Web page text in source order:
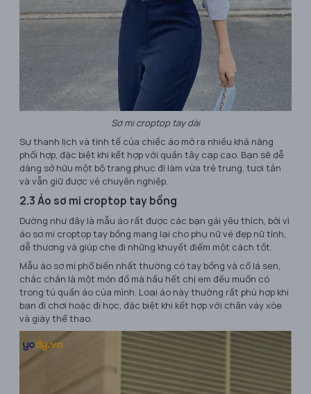
Sơ mi croptop tay dài
Sự thanh lịch và tinh tế của chiếc áo mở ra nhiều khả năng
phối hợp, đặc biệt khi kết hợp với quần tây cạp cao. Bạn sẽ dễ
dàng sở hữu một bộ trang phục đi làm vừa trẻ trung, tươi tắn
và vẫn giữ được vẻ chuyên nghiệp.
2.3 Áo sơ mi croptop tay bồng
Dường như đây là mẫu áo rất được các bạn gái yêu thích, bởi vì
áo sơ mi croptop tay bồng mang lại cho phụ nữ vẻ đẹp nữ tính,
dễ thương và giúp che đi những khuyết điểm một cách tốt.
Mẫu áo sơ mi phổ biến nhất thường có tay bồng và cổ lá sen,
chắc chắn là một món đồ mà hầu hết chị em đều muốn có
trong tủ quần áo của mình. Loại áo này thường rất phù hợp khi
bạn đi chơi hoặc đi học, đặc biệt khi kết hợp với chân váy xòe
và giày thể thao.